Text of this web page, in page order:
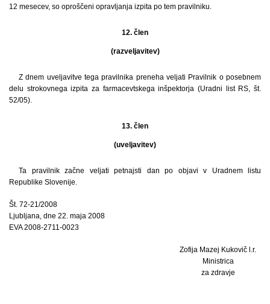
12 mesecev, so oproščeni opravljanja izpita po tem pravilniku.
12. člen
(razveljavitev)
Z dnem uveljavitve tega pravilnika preneha veljati Pravilnik o posebnem
delu strokovnega izpita za farmacevtskega inšpektorja (Uradni list RS, št.
52/05).
13. člen
(uveljavitev)
Ta pravilnik začne veljati petnajsti dan po objavi v Uradnem listu
Republike Slovenije.
Št. 72-21/2008
Ljubljana, dne 22. maja 2008
EVA 2008-2711-0023
Zofija Mazej Kukovič l.r.
Ministrica
za zdravje